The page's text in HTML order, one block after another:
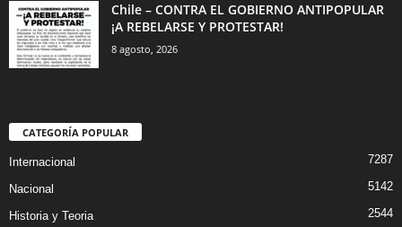
Chile – CONTRA EL GOBIERNO ANTIPOPULAR
¡A REBELARSE Y PROTESTAR!
8 agosto, 2026
CATEGORÍA POPULAR
Internacional 7287
Nacional 5142
Historia y Teoria 2544